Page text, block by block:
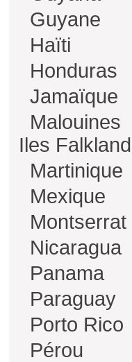
Guyane
Haïti
Honduras
Jamaïque
Malouines
Iles Falkland
Martinique
Mexique
Montserrat
Nicaragua
Panama
Paraguay
Porto Rico
Pérou